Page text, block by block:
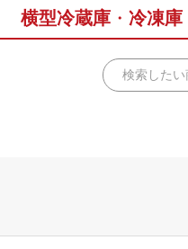
横型冷蔵庫 ・ 冷凍庫